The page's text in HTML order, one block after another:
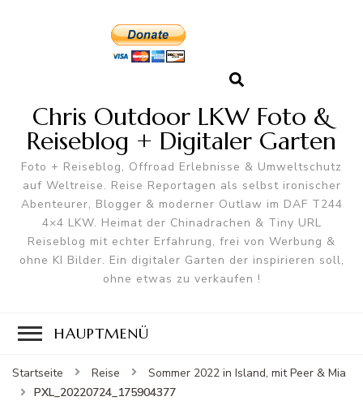
Chris Outdoor LKW Foto &
Reiseblog + Digitaler Garten
Foto + Reiseblog, Offroad Erlebnisse & Umweltschutz
auf Weltreise. Reise Reportagen als selbst ironischer
Abenteurer, Blogger & moderner Outlaw im DAF T244
4×4 LKW. Heimat der Chinadrachen & Tiny URL
Reiseblog mit echter Erfahrung, frei von Werbung &
ohne KI Bilder. Ein digitaler Garten der inspirieren soll,
ohne etwas zu verkaufen !
HAUPTMENÜ
Startseite Reise
Sommer 2022 in Island, mit Peer & Mia
PXL_20220724_175904377